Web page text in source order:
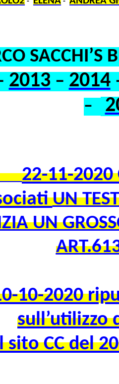
- -
SACCHI’S
2013– 2014
–
22-11-
UN
UN
10-2020
sull’utilizzo
sito CC del